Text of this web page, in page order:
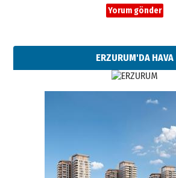
ERZURUM'DA HAVA